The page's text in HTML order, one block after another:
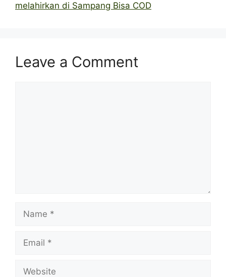
melahirkan di Sampang Bisa COD
Leave a Comment
Name
Email
Website